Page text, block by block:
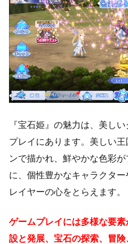
『宝石姫』の魅力は、美し
プレイにあります。美しい
ンで描かれ、鮮やかな色彩
に、個性豊かなキャラクタ
レイヤーの心をとらえます。
ゲームプレイには多様な要
設と発展、宝石の探索、冒